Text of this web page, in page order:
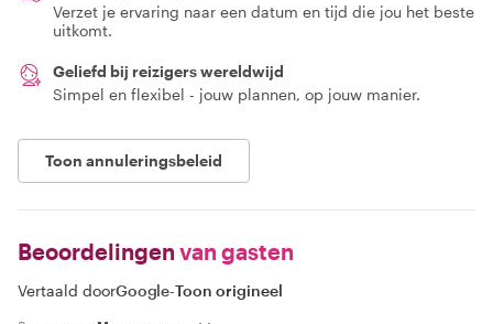
Verzet je ervaring naar een datum en tijd die jou het beste
uitkomt.
Geliefd bij reizigers wereldwijd
Simpel en flexibel - jouw plannen, op jouw manier.
Toon annuleringsbeleid
Beoordelingen van gasten
Vertaald doorGoogle-Toon origineel